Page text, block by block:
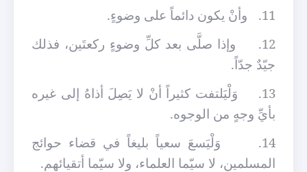
11.
وأنْ يكون دائماً على وضوءٍ.
12.
وإذا صلَّى بعد كلِّ وضوءٍ ركعتَين، فذلك
جيّدٌ جدّاً.
13.
وَلْيَلتفت كثيراً أنْ لا يَصِلَ أذاهُ إلى غيره
بأيِّ وجهٍ من الوجوه.
14.
وَلْيَسعَ سعياً بليغاً في قضاء حوائج
المسلمين، لا سيّما العلماء، ولا سيّما أتقيائهم.